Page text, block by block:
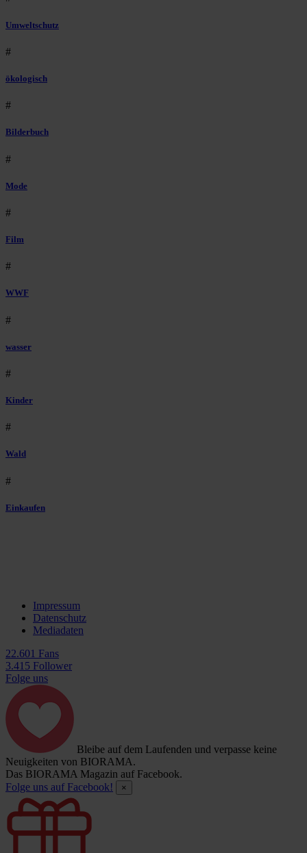
Umweltschutz
#
ökologisch
#
Bilderbuch
#
Mode
#
Film
#
WWF
#
wasser
#
Kinder
#
Wald
#
Einkaufen
Impressum
Datenschutz
Mediadaten
22.601 Fans
3.415 Follower
Folge uns
Bleibe auf dem Laufenden und verpasse keine
Neuigkeiten von BIORAMA.
Das BIORAMA Magazin auf Facebook.
Folge uns auf Facebook!
×